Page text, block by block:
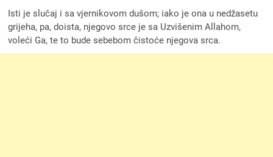
Isti je slučaj i sa vjernikovom dušom; iako je ona u nedžasetu
grijeha, pa, doista, njegovo srce je sa Uzvišenim Allahom,
voleći Ga, te to bude sebebom čistoće njegova srca.